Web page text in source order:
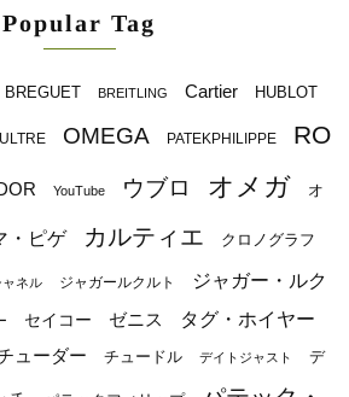
Popular Tag
BREGUET BREITLING Cartier HUBLOT
OMEGA PATEKPHILIPPE
RO
YouTube ウブロ オメガ オ
・ピゲ カルティエ クロノグラフ
ャネル ジャガールクルト
ジャガー・ルク
セイコー ゼニス タグ・ホイヤー
ューダー チュードル デイトジャスト デ